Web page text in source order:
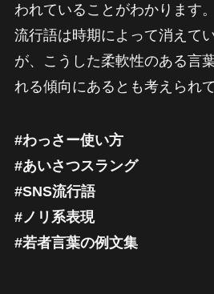
われていることがわかります。
流行語は時期によって消えて
が、こうした柔軟性のある言
れる傾向にあるとも考えられ
#わっさー使い方
#あいさつスラング
#SNS流行語
#ノリ系表現
#若者言葉の例文集